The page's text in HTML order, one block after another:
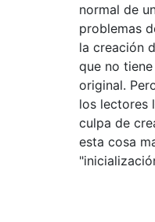
normal de
problemas
la creación
que no
original.
los lectores
culpa de
esta cosa